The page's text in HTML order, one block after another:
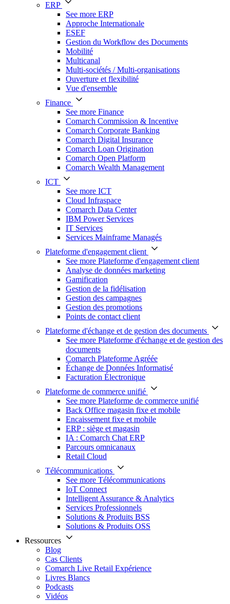
ERP
See more ERP
Approche Internationale
ESEF
Gestion du Workflow des Documents
Mobilité
Multicanal
Multi-sociétés / Multi-organisations
Ouverture et flexibilité
Vue d'ensemble
Finance
See more Finance
Comarch Commission & Incentive
Comarch Corporate Banking
Comarch Digital Insurance
Comarch Loan Origination
Comarch Open Platform
Comarch Wealth Management
ICT
See more ICT
Cloud Infraspace
Comarch Data Center
IBM Power Services
IT Services
Services Mainframe Managés
Plateforme d'engagement client
See more Plateforme d'engagement client
Analyse de données marketing
Gamification
Gestion de la fidélisation
Gestion des campagnes
Gestion des promotions
Points de contact client
Plateforme d'échange et de gestion des documents
See more Plateforme d'échange et de gestion des
documents
Comarch Plateforme Agréée
Échange de Données Informatisé
Facturation Électronique
Plateforme de commerce unifié
See more Plateforme de commerce unifié
Back Office magasin fixe et mobile
Encaissement fixe et mobile
ERP : siège et magasin
IA : Comarch Chat ERP
Parcours omnicanaux
Retail Cloud
Télécommunications
See more Télécommunications
IoT Connect
Intelligent Assurance & Analytics
Services Professionnels
Solutions & Produits BSS
Solutions & Produits OSS
Ressources
Blog
Cas Clients
Comarch Live Retail Expérience
Livres Blancs
Podcasts
Vidéos